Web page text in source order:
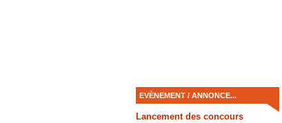
EVÈNEMENT / ANNONCE...
Lancement des concours